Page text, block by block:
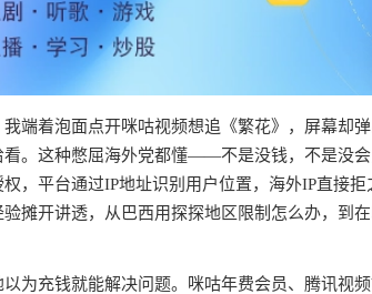
我端着泡面点开咪咕视频想追《繁花》，屏幕
看。这种憋屈海外党都懂——不是没钱，不是没
，平台通过IP地址识别用户位置，海外IP直接
摊开讲透，从巴西用探探地区限制怎么办，到
以为充钱就能解决问题。咪咕年费会员、腾讯视